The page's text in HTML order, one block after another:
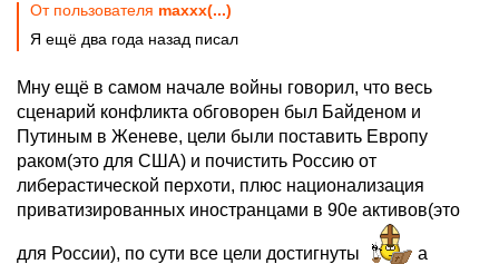
От пользователя maxxx(...)
Я ещё два года назад писал
Мну ещё в самом начале войны говорил, что весь
сценарий конфликта обговорен был Байденом и
Путиным в Женеве, цели были поставить Европу
раком(это для США) и почистить Россию от
либерастической перхоти, плюс национализация
приватизированных иностранцами в 90е активов(это
для России), по сути все цели достигнуты
а